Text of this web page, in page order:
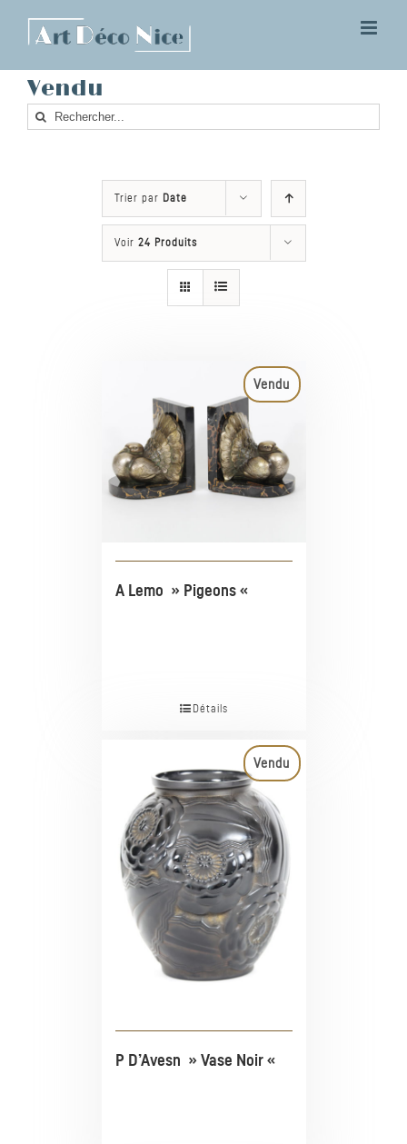
Vendu
Rechercher
Trier par Date
Voir 24 Produits
Vendu
A Lemo » Pigeons «
Détails
Vendu
P D’Avesn » Vase Noir «